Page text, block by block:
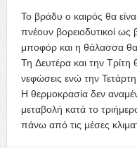
Το βράδυ ο καιρός θα
πνέουν βορειοδυτικοί ως
μποφόρ και η θάλασσα θα
Τη Δευτέρα και την
νεφώσεις ενώ την Τετάρτη
Η θερμοκρασία δεν
μεταβολή κατά το
πάνω από τις μέσες